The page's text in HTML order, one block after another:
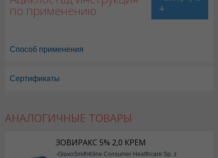
по применению
Способ применения
Сертификаты
АНАЛОГИЧНЫЕ ТОВАРЫ
ЗОВИРАКС 5% 2,0 КРЕМ
-GlaxoSmithKline Consumer Healthcare Sp. z